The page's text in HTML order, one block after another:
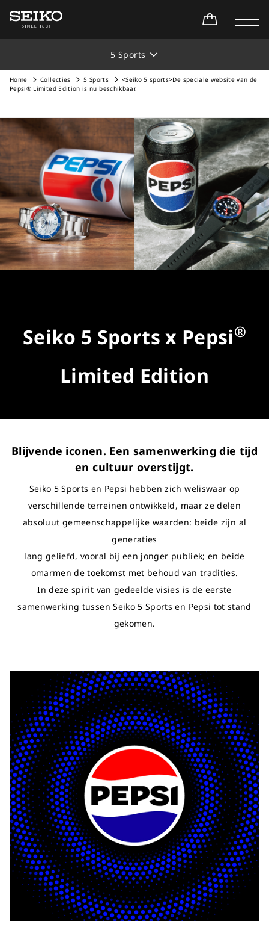
5 Sports
Home Collecties 5 Sports
<Seiko 5 sports>De speciale website van de
Pepsi® Limited Edition is nu beschikbaar.
Seiko 5 Sports x Pepsi®
Limited Edition
Blijvende iconen. Een samenwerking die tijd
en cultuur overstijgt.
Seiko 5 Sports en Pepsi hebben zich weliswaar op
verschillende terreinen ontwikkeld, maar ze delen
absoluut gemeenschappelijke waarden: beide zijn al
generaties
lang geliefd, vooral bij een jonger publiek; en beide
omarmen de toekomst met behoud van tradities.
In deze spirit van gedeelde visies is de eerste
samenwerking tussen Seiko 5 Sports en Pepsi tot stand
gekomen.